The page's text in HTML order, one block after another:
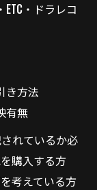
・ドラレコ
き方法
有無
れているか必
購入する方
考えている方